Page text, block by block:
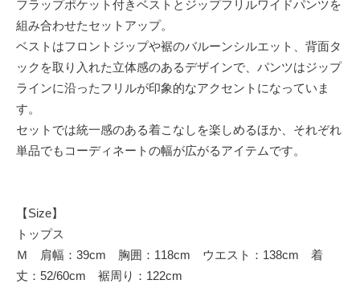
フラップポケット付きベストとジップフリルワイドパンツを
組み合わせたセットアップ。
ベストはフロントジップや裾のバルーンシルエット、背面タ
ックを取り入れた立体感のあるデザインで、パンツはジップ
ラインに沿ったフリルが印象的なアクセントになっていま
す。
セットでは統一感のある着こなしを楽しめるほか、それぞれ
単品でもコーディネートの幅が広がるアイテムです。
【Size】
トップス
Ｍ 肩幅：39cm 胸囲：118cm ウエスト：138cm 着
丈：52/60cm 裾周り：122cm